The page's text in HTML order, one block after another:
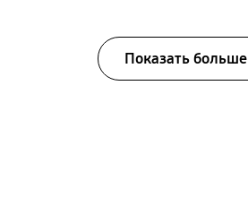
Показать больше